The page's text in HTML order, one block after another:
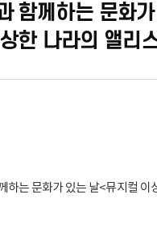
함께하는 문화
한 나라의 앨리